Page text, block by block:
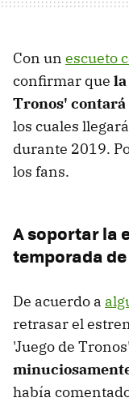
Con un escueto
confirmar que la
Tronos' contará
los cuales
durante 2019.
los fans.
A soportar la
temporada
De acuerdo a
retrasar el
'Juego de
había